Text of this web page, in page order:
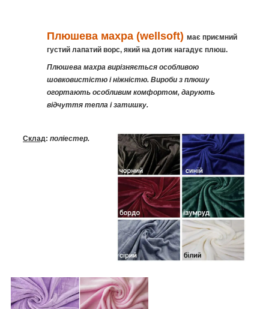
Плюшева махра (wellsoft) має приємний
густий лапатий ворс, який на дотик нагадує плюш.
Плюшева махра вирізняється особливою
шовковистістю і ніжністю. Вироби з плюшу
огортають особливим комфортом, дарують
відчуття тепла і затишку.
Склад: поліестер.